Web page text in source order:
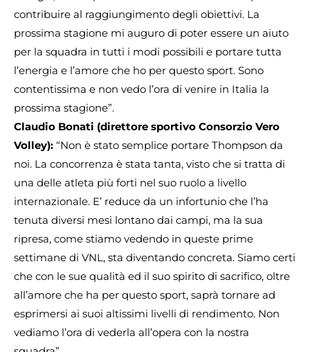
contribuire al raggiungimento degli obiettivi. La
prossima stagione mi auguro di poter essere un aiuto
per la squadra in tutti i modi possibili e portare tutta
l’energia e l’amore che ho per questo sport. Sono
contentissima e non vedo l’ora di venire in Italia la
prossima stagione”.
Claudio Bonati (direttore sportivo Consorzio Vero
Volley): “Non è stato semplice portare Thompson da
noi. La concorrenza è stata tanta, visto che si tratta di
una delle atleta più forti nel suo ruolo a livello
internazionale. E’ reduce da un infortunio che l’ha
tenuta diversi mesi lontano dai campi, ma la sua
ripresa, come stiamo vedendo in queste prime
settimane di VNL, sta diventando concreta. Siamo certi
che con le sue qualità ed il suo spirito di sacrifico, oltre
all’amore che ha per questo sport, saprà tornare ad
esprimersi ai suoi altissimi livelli di rendimento. Non
vediamo l’ora di vederla all’opera con la nostra